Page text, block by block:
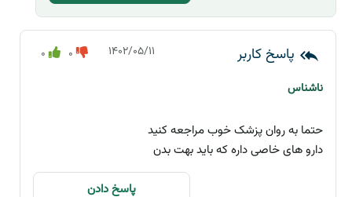
۱۴۰۲/۰۵/۱۱
ناشناس
0 0
حتما به روان پزشک خوب مراجعه کنید
دارو های خاصی داره که باید بهت بدن
پاسخ دادن